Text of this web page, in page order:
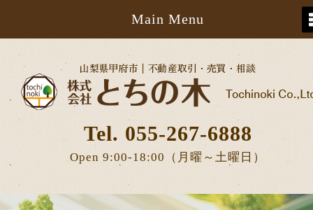
Main Menu
Tel. 055-267-6888
Open 9:00-18:00（月曜～土曜日）